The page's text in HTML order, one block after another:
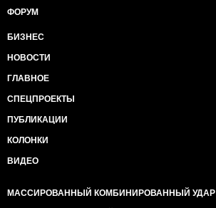
ФОРУМ
БИЗНЕС
НОВОСТИ
ГЛАВНОЕ
СПЕЦПРОЕКТЫ
ПУБЛИКАЦИИ
КОЛОНКИ
ВИДЕО
МАССИРОВАННЫЙ КОМБИНИРОВАННЫЙ УДАР